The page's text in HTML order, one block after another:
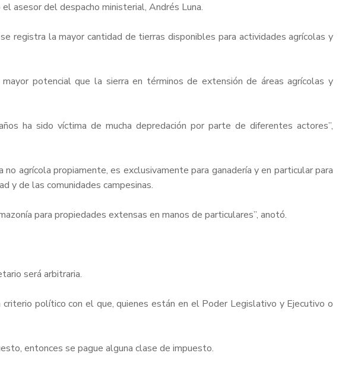
asesor del despacho ministerial, Andrés Luna.
registra la mayor cantidad de tierras disponibles para actividades agrícolas y
potencial que la sierra en términos de extensión de áreas agrícolas y
ha sido víctima de mucha depredación por parte de diferentes actores”,
agrícola propiamente, es exclusivamente para ganadería y en particular para
y de las comunidades campesinas.
para propiedades extensas en manos de particulares”, anotó.
será arbitraria.
político con el que, quienes están en el Poder Legislativo y Ejecutivo o
entonces se pague alguna clase de impuesto.